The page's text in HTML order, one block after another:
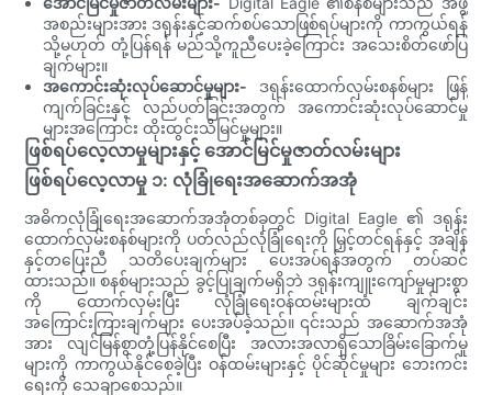
အစည်းများအား ဒရုန်းနှင့်ဆက်စပ်သောဖြစ်ရပ်များကို ကာကွယ်ရန်
သို့မဟုတ် တုံ့ပြန်ရန် မည်သို့ကူညီပေးခဲ့ကြောင်း အသေးစိတ်ဖော်ပြ
ချက်များ။
အကောင်းဆုံးလုပ်ဆောင်မှုများ- ဒရုန်းထောက်လှမ်းစနစ်များ ဖြန့်
ကျက်ခြင်းနှင့် လည်ပတ်ခြင်းအတွက် အကောင်းဆုံးလုပ်ဆောင်မှု
များအကြောင်း ထိုးထွင်းသိမြင်မှုများ။
ဖြစ်ရပ်လေ့လာမှုများနှင့် အောင်မြင်မှုဇာတ်လမ်းများ
ဖြစ်ရပ်လေ့လာမှု ၁: လုံခြုံရေးအဆောက်အအုံ
အဓိကလုံခြုံရေးအဆောက်အအုံတစ်ခုတွင် Digital Eagle ၏ ဒရုန်း
ထောက်လှမ်းစနစ်များကို ပတ်လည်လုံခြုံရေးကို မြှင့်တင်ရန်နှင့် အချိန်
နှင့်တပြေးညီ သတိပေးချက်များ ပေးအပ်ရန်အတွက် တပ်ဆင်
ထားသည်။ စနစ်များသည် ခွင့်ပြုချက်မရှိဘဲ ဒရုန်းကျူးကျော်မှုများစွာ
ကို ထောက်လှမ်းပြီး လုံခြုံရေးဝန်ထမ်းများထံ ချက်ချင်း
အကြောင်းကြားချက်များ ပေးအပ်ခဲ့သည်။ ၎င်းသည် အဆောက်အအုံ
အား လျင်မြန်စွာတုံ့ပြန်နိုင်စေပြီး အလားအလာရှိသောခြိမ်းခြောက်မှု
များကို ကာကွယ်နိုင်စေခဲ့ပြီး ဝန်ထမ်းများနှင့် ပိုင်ဆိုင်မှုများ ဘေးကင်း
ရေးကို သေချာစေသည်။